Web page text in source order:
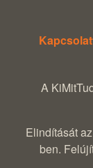
A
Elindítását az
ben.